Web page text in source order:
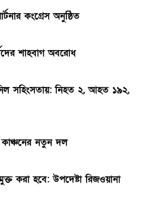
কংগ্রেস অনুষ্ঠিত
শাহবাগ অবরোধ
সহিংসতায়: নিহত ২, আহত ১৯২,
কাঞ্চনের নতুন দল
করা হবে: উপদেষ্টা রিজওয়ানা